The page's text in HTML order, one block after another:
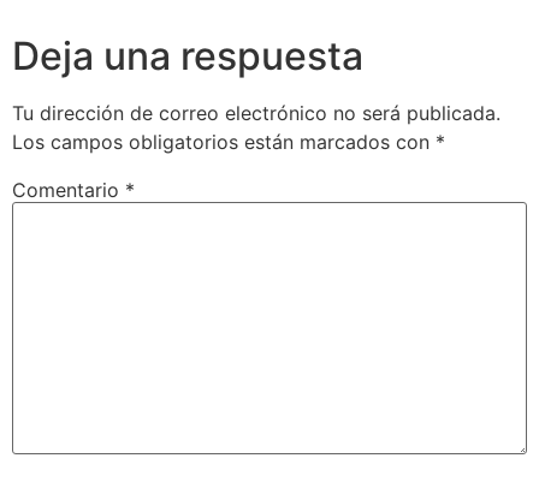
Deja una respuesta
Tu dirección de correo electrónico no será publicada.
Los campos obligatorios están marcados con *
Comentario *